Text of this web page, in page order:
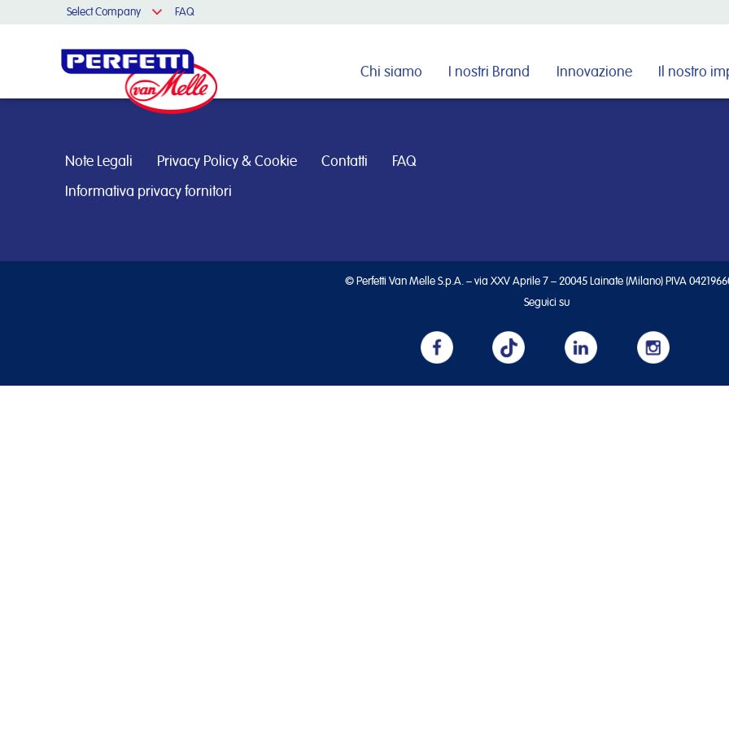
Select Company FAQ
Chi siamo I nostri Brand Innovazione Il nostro
Cerca nel sito
Note Legali Privacy Policy & Cookie Contatti FAQ
Informativa privacy fornitori
© Perfetti Van Melle S.p.A. – via XXV Aprile 7 – 20045 Lainate (Milano) PIVA
Seguici su